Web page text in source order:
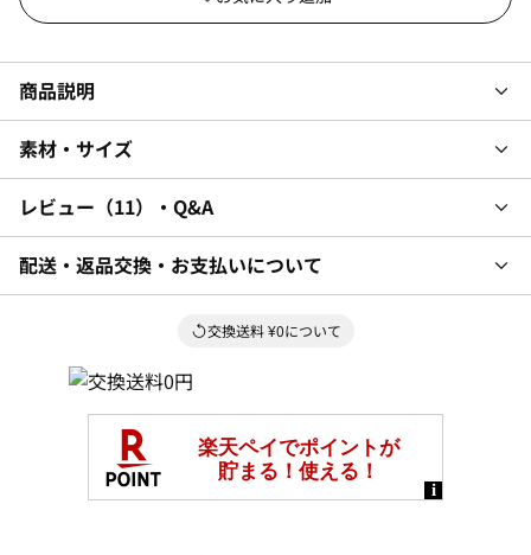
商品説明
素材・サイズ
レビュー 11 ・Q&A
配送・返品交換・お支払いについて
交換送料 ¥0について